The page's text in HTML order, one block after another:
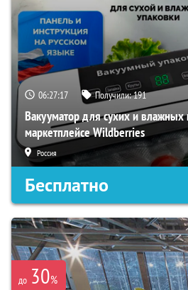
06:27:16 Получили:191
Вакууматор для сухих и влажных
маркетплейсе Wildberries
Россия
Бесплатно
до 30%